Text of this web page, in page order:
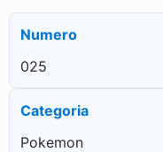
Numero
025
Categoria
Pokemon